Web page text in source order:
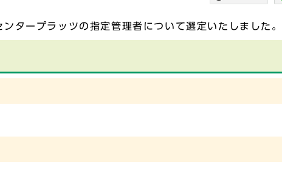
タープラッツの指定管理者について選定いたしました。